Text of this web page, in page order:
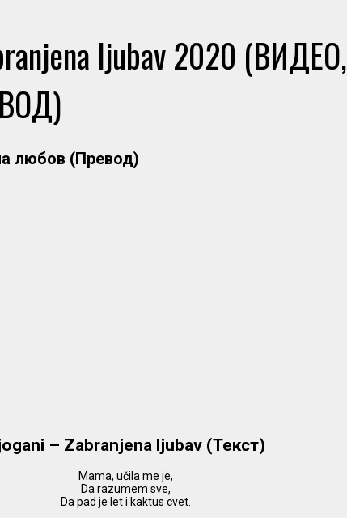
ljubav 2020 (ВИДЕО,
любов (Превод)
– Zabranjena ljubav (Текст)
Mama, učila me je,
Da razumem sve,
Da pad je let i kaktus cvet.